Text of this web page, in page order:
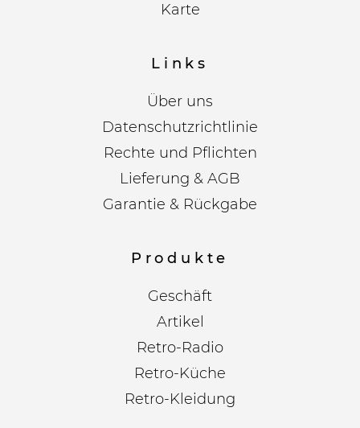
Karte
Links
Über uns
Datenschutzrichtlinie
Rechte und Pflichten
Lieferung & AGB
Garantie & Rückgabe
Produkte
Geschäft
Artikel
Retro-Radio
Retro-Küche
Retro-Kleidung